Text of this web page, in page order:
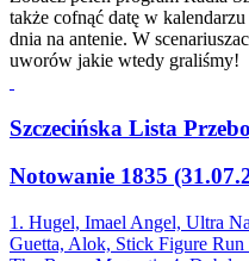
także cofnąć datę w
dnia na antenie. W
uworów jakie wtedy graliśmy!
Szczecińska Lista
Notowanie 1835
1. Hugel, Imael Angel, Ultra
Guetta, Alok, Stick Figure Run